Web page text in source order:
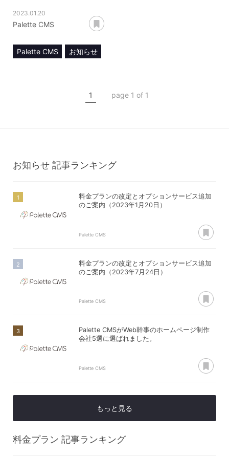
2023.01.20
Palette CMS
Palette CMS
お知らせ
1
page 1 of 1
お知らせ 記事ランキング
料金プランの改定とオプションサービス追加
のご案内（2023年1月20日）
Palette CMS
料金プランの改定とオプションサービス追加
のご案内（2023年7月24日）
Palette CMS
Palette CMSがWeb幹事のホームページ制作
会社5選に選ばれました。
Palette CMS
もっと見る
料金プラン 記事ランキング